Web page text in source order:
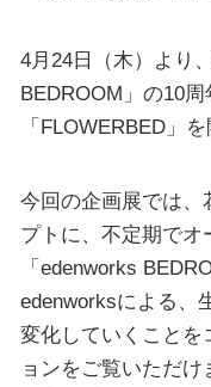
4月24日（木）より
BEDROOM」の10
「FLOWERBED」
今回の企画展では、
プトに、不定期で
「edenworks
edenworksによる、
変化していくことを
ョンをご覧いただ